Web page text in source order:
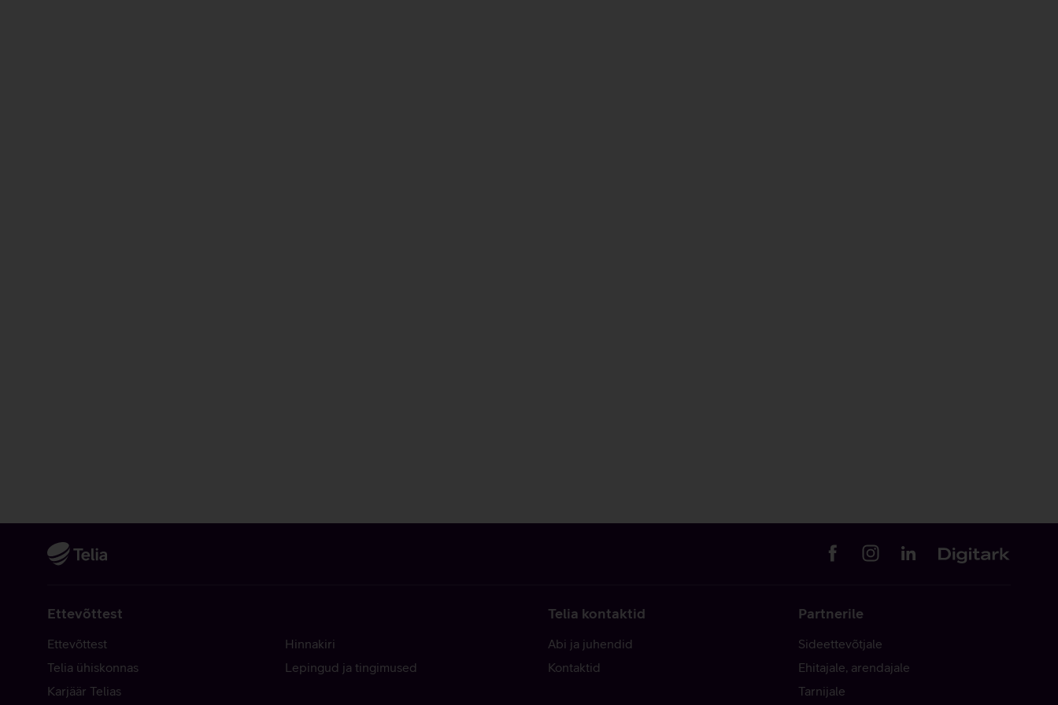
Ettevõttest
Ettevõttest
Telia ühiskonnas
Karjäär Telias
Hinnakiri
Lepingud ja tingimused
Telia kontaktid
Abi ja juhendid
Kontaktid
Partnerile
Sideettevõtjale
Ehitajale, arendajale
Tarnijale